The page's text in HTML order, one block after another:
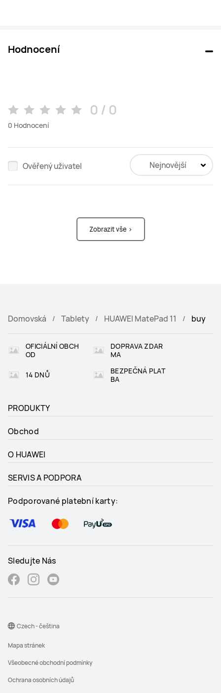
Hodnocení
0 / 0
0 Hodnocení
Ověřený uživatel Nejnovější
Zobrazit vše >
Domovská Tablety HUAWEI MatePad 11 buy
OFICIÁLNÍ OBCH
OD
DOPRAVA ZDAR
MA
14 DNŮ
BEZPEČNÁ PLAT
BA
PRODUKTY
Obchod
O HUAWEI
SERVIS A PODPORA
Podporované platební karty:
Sledujte Nás
Mapa stránek
Všeobecné obchodní podmínky
Ochrana osobních údajů
Czech - čeština